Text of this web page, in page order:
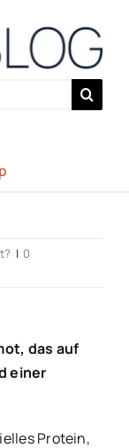
| 0
das auf
einer
Protein,